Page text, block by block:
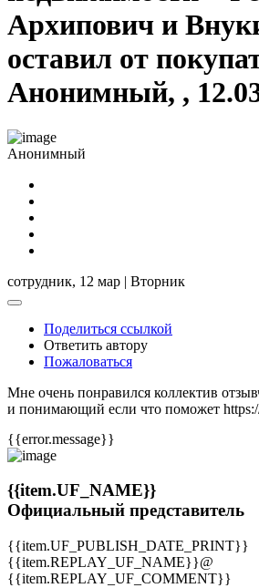
Архипович и
оставил от
Анонимный, ,
Анонимный
сотрудник, 12 мар | Вторник
Поделиться ссылкой
Ответить автору
Пожаловаться
Мне очень понравился коллектив
и понимающий если что поможет
{{error.message}}
{{item.UF_NAME}}
Официальный представитель
{{item.UF_PUBLISH_DATE_PRINT}}
{{item.REPLAY_UF_NAME}}@
{{item.REPLAY_UF_COMMENT}}